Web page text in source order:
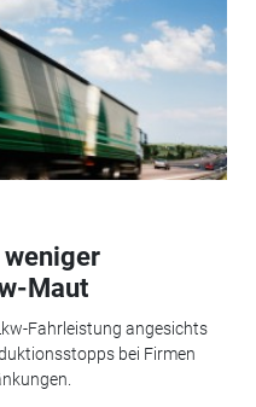
Maut
Fahrleistung angesichts
bei Firmen